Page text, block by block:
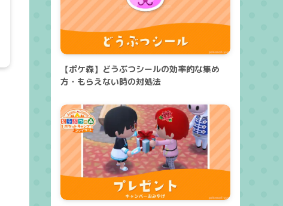
【ポケ森】どうぶつシールの効率的な集め
方・もらえない時の対処法